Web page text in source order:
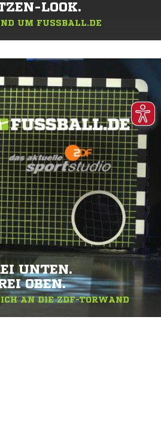
LOOK.
UM FUSSBALL.DE
UNTEN.
OBEN.
AN DIE ZDF-TORWAND